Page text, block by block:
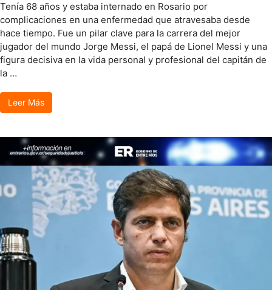
Tenía 68 años y estaba internado en Rosario por
complicaciones en una enfermedad que atravesaba desde
hace tiempo. Fue un pilar clave para la carrera del mejor
jugador del mundo Jorge Messi, el papá de Lionel Messi y una
figura decisiva en la vida personal y profesional del capitán de
la …
Leer Más